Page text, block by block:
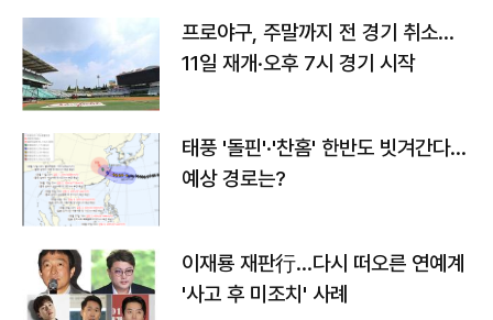
프로야구, 주말까지 전 경기 취소…
11일 재개·오후 7시 경기 시작
태풍 '돌핀'·'찬홈' 한반도 빗겨간다…
예상 경로는?
이재룡 재판行…다시 떠오른 연예계
'사고 후 미조치' 사례